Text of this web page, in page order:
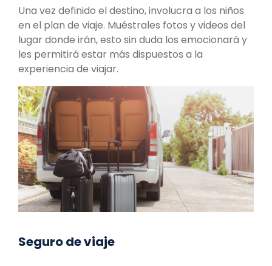
Una vez definido el destino, involucra a los niños
en el plan de viaje. Muéstrales fotos y videos del
lugar donde irán, esto sin duda los emocionará y
les permitirá estar más dispuestos a la
experiencia de viajar.
Seguro de viaje